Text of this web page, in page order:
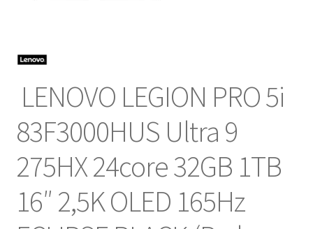
LENOVO LEGION PRO 5i
83F3000HUS Ultra 9
275HX 24core 32GB 1TB
16″ 2,5K OLED 165Hz